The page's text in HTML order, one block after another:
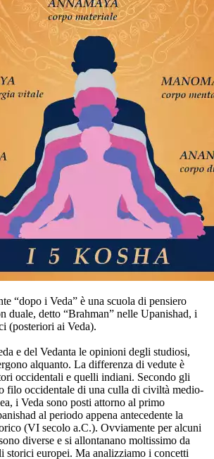
“dopo i Veda” è una scuola di pensiero
duale, detto “Brahman” nelle Upanishad, i
(posteriori ai Veda).
e del Vedanta le opinioni degli studiosi,
alquanto. La differenza di vedute è
occidentali e quelli indiani. Secondo gli
filo occidentale di una culla di civiltà medio-
i Veda sono posti attorno al primo
al periodo appena antecedente la
(VI secolo a.C.). Ovviamente per alcuni
diverse e si allontanano moltissimo da
storici europei. Ma analizziamo i concetti